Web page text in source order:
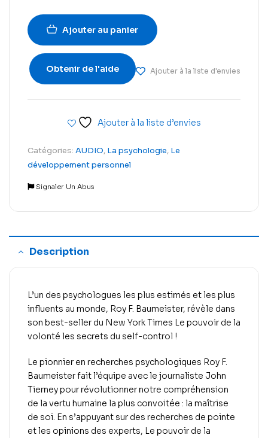
Ajouter au panier
Obtenir de l'aide Ajouter à la liste d'envies
Ajouter à la liste d’envies
Catégories: AUDIO, La psychologie, Le
développement personnel
Signaler Un Abus
Description
L’un des psychologues les plus estimés et les plus
influents au monde, Roy F. Baumeister, révèle dans
son best-seller du New York Times Le pouvoir de la
volonté les secrets du self-control !
Le pionnier en recherches psychologiques Roy F.
Baumeister fait l’équipe avec le journaliste John
Tierney pour révolutionner notre compréhension
de la vertu humaine la plus convoitée : la maîtrise
de soi. En s’appuyant sur des recherches de pointe
et les opinions des experts, Le pouvoir de la